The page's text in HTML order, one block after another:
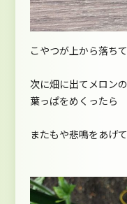
こやつが上から落ちて
次に畑に出てメロン
葉っぱをめくったら
またもや悲鳴をあげ